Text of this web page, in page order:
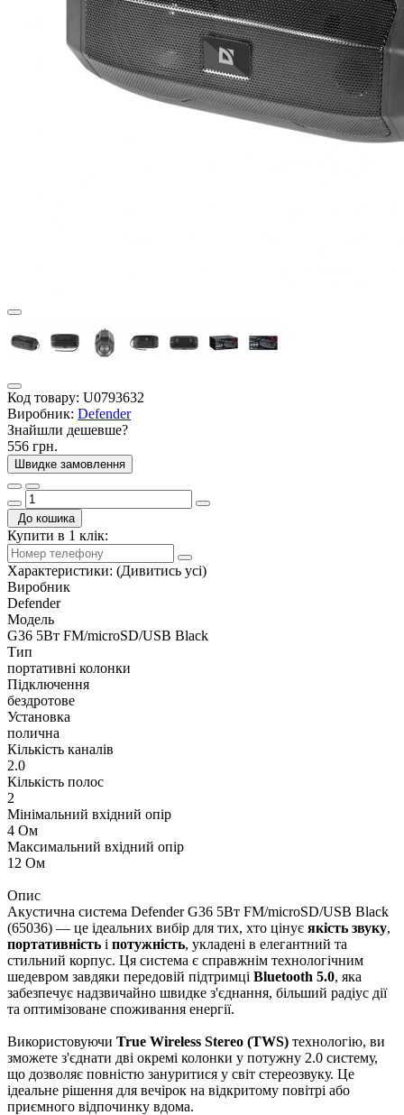
Код товару: U0793632
Виробник: Defender
Знайшли дешевше?
556 грн.
Швидке замовлення
До кошика
Купити в 1 клік:
Характеристики: (Дивитись усі)
Виробник
Defender
Модель
G36 5Вт FM/microSD/USB Black
Тип
портативні колонки
Підключення
бездротове
Установка
полична
Кількість каналів
2.0
Кількість полос
2
Мінімальний вхідний опір
4 Ом
Максимальний вхідний опір
12 Ом
Опис
Акустична система Defender G36 5Вт FM/microSD/USB Black
(65036) — це ідеальних вибір для тих, хто цінує якість звуку,
портативність і потужність, укладені в елегантний та
стильний корпус. Ця система є справжнім технологічним
шедевром завдяки передовій підтримці Bluetooth 5.0, яка
забезпечує надзвичайно швидке з'єднання, більший радіус дії
та оптимізоване споживання енергії.
Використовуючи True Wireless Stereo (TWS) технологію, ви
зможете з'єднати дві окремі колонки у потужну 2.0 систему,
що дозволяє повністю зануритися у світ стереозвуку. Це
ідеальне рішення для вечірок на відкритому повітрі або
приємного відпочинку вдома.